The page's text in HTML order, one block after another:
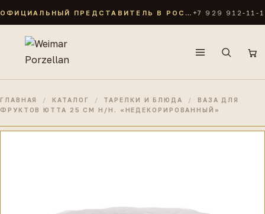
+7 929 912-11-
ПОИСК ПО КАТАЛОГУ
Симфония золотая Анна Амалия Кастэл Роза Золотая
ГЛАВНАЯ / КАТАЛОГ / ТАРЕЛКИ И БЛЮДА /
ВАЗА ДЛЯ
ФРУКТОВ ЮТТА 25 СМ Н/Н. «НЕДЕКОРИРОВАННЫЙ»